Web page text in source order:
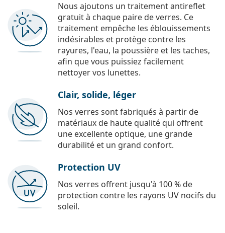
Nous ajoutons un traitement antireflet
gratuit à chaque paire de verres. Ce
traitement empêche les éblouissements
indésirables et protège contre les
rayures, l'eau, la poussière et les taches,
afin que vous puissiez facilement
nettoyer vos lunettes.
Clair, solide, léger
Nos verres sont fabriqués à partir de
matériaux de haute qualité qui offrent
une excellente optique, une grande
durabilité et un grand confort.
Protection UV
Nos verres offrent jusqu'à 100 % de
protection contre les rayons UV nocifs du
soleil.